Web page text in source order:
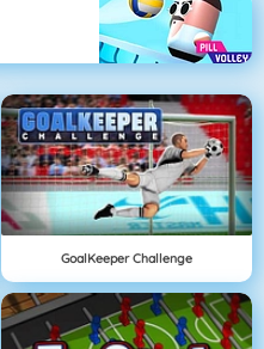
GoalKeeper Challenge